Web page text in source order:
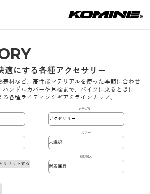
適にする各種アクセサリー
素材など、高性能マテリアルを使った季節に合わせ
ハンドルカバーや耳栓まで、バイクに乗るときに
る各種ライディングギアをラインナップ。
カテゴリー
カラー
リセットする
並び替え